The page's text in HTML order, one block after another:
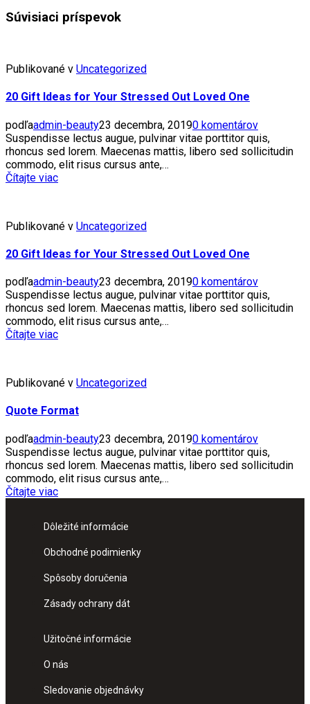
Súvisiaci príspevok
Publikované v Uncategorized
20 Gift Ideas for Your Stressed Out Loved One
podľaadmin-beauty23 decembra, 20190 komentárov
Suspendisse lectus augue, pulvinar vitae porttitor quis,
rhoncus sed lorem. Maecenas mattis, libero sed sollicitudin
commodo, elit risus cursus ante,…
Čítajte viac
Publikované v Uncategorized
20 Gift Ideas for Your Stressed Out Loved One
podľaadmin-beauty23 decembra, 20190 komentárov
Suspendisse lectus augue, pulvinar vitae porttitor quis,
rhoncus sed lorem. Maecenas mattis, libero sed sollicitudin
commodo, elit risus cursus ante,…
Čítajte viac
Publikované v Uncategorized
Quote Format
podľaadmin-beauty23 decembra, 20190 komentárov
Suspendisse lectus augue, pulvinar vitae porttitor quis,
rhoncus sed lorem. Maecenas mattis, libero sed sollicitudin
commodo, elit risus cursus ante,…
Čítajte viac
Dôležité informácie
Obchodné podimienky
Spôsoby doručenia
Zásady ochrany dát
Užitočné informácie
O nás
Sledovanie objednávky